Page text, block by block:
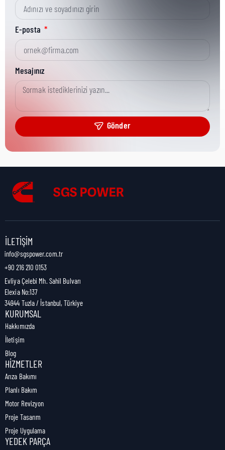
Kısa Parça No:
Ürün Grubu:
Ürün Kategorisi:
Nakliye Yüksekliği:
Nakliye Uzunluğu:
Nakliye Ağırlığı:
E-posta
Mesajınız
Gönder
İLETIŞIM
info@sgspower.com.tr
+90 216 210 0153
Evliya Çelebi Mh. Sahil Bulvarı
Elexia No:137
34944 Tuzla / İstanbul, Türkiye
KURUMSAL
Hakkımızda
İletişim
Blog
HIZMETLER
Arıza Bakımı
Planlı Bakım
Motor Revizyon
Proje Tasarım
Proje Uygulama
YEDEK PARÇA